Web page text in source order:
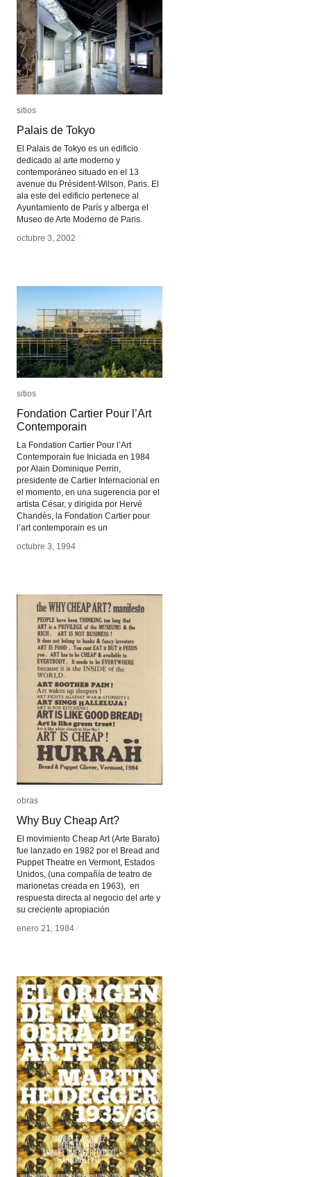
sitios
Palais de Tokyo
El Palais de Tokyo es un edificio
dedicado al arte moderno y
contemporáneo situado en el 13
avenue du Président-Wilson, Paris. El
ala este del edificio pertenece al
Ayuntamiento de París y alberga el
Museo de Arte Moderno de Paris.
octubre 3, 2002 /
sitios
Palais de Tokyo
octubre 3, 2002 /
sitios
Fondation Cartier Pour l’Art
Contemporain
La Fondation Cartier Pour l’Art
Contemporain fue Iniciada en 1984
por Alain Dominique Perrin,
presidente de Cartier Internacional en
el momento, en una sugerencia por el
artista César, y dirigida por Hervé
Chandès, la Fondation Cartier pour
l’art contemporain es un
octubre 3, 1994 /
sitios
Fondation Cartier Pour l’Art
Contemporain
octubre 3, 1994 /
obras
Why Buy Cheap Art?
El movimiento Cheap Art (Arte Barato)
fue lanzado en 1982 por el Bread and
Puppet Theatre en Vermont, Estados
Unidos, (una compañía de teatro de
marionetas creada en 1963), en
respuesta directa al negocio del arte y
su creciente apropiación
enero 21, 1984 /
obras
Why Buy Cheap Art?
enero 21, 1984 /